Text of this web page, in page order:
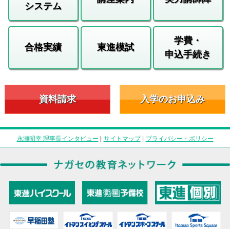
システム
合格実績 東進模試
学費・
申込手続き
資料請求 入学のお申込み
永瀬昭幸 理事長インタビュー | サイトマップ| プライバシー・ポリシー